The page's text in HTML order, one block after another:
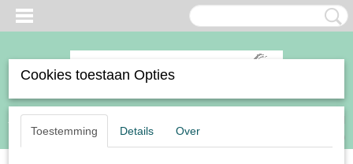
Inloggen Registreren
(0)
Cookies toestaan Opties
Toestemming Details Over